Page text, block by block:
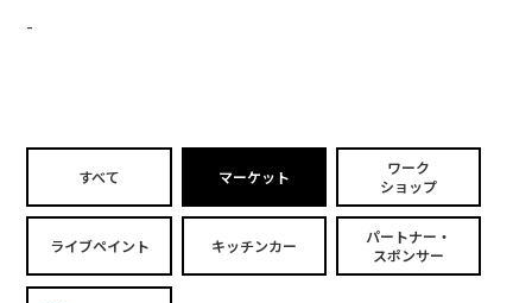
-
すべて マーケット
ワーク
ショップ
ライブペイント キッチンカー
パートナー・
スポンサー